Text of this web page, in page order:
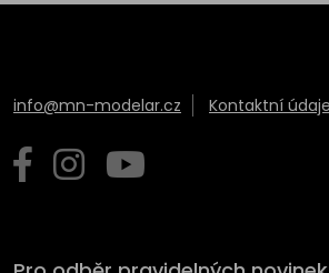
info@mn-modelar.cz Kontaktní údaje